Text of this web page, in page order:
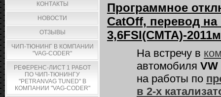
КОНТАКТЫ
НОВОСТИ
ОТЗЫВЫ
ЧИП-ТЮНИНГ В КОМПАНИИ
"VAG-CODER"
РЕФЕРЕНС-ЛИСТ 1 РАБОТ
ПО ЧИП-ТЮНИНГУ
"PETRANVAG TUNED" В
КОМПАНИИ "VAG-CODER"
Программное
CatOff, перевод
3,6FSI(CMTA)-
На встречу в
автомобиля VW
на работы по
в 2-х